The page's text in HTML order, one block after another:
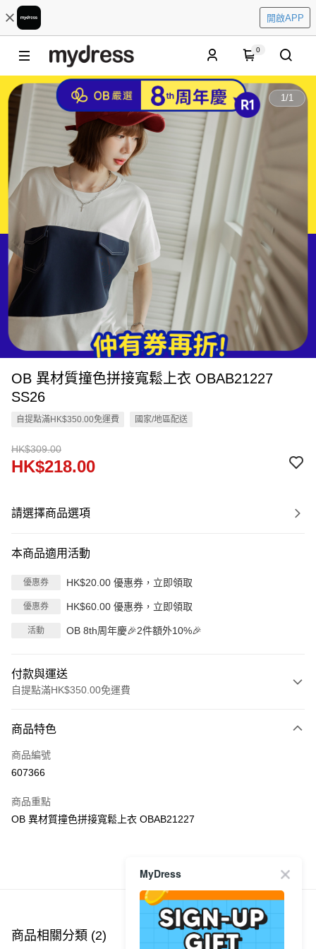
開啟APP
0
1/1
OB 異材質撞色拼接寬鬆上衣 OBAB21227
SS26
自提點滿HK$350.00免運費 國家/地區配送
HK$309.00
HK$218.00
請選擇商品選項
本商品適用活動
優惠券 HK$20.00 優惠券，立即領取
優惠券 HK$60.00 優惠券，立即領取
活動 OB 8th周年慶🎉2件額外10%🎉
付款與運送
自提點滿HK$350.00免運費
信用卡
Apple Pay
PayMe
每筆HK$40.00，滿HK$350.00或以上免運費
付款後順豐站及營業點
商品特色
商品編號
607366
商品重點
OB 異材質撞色拼接寬鬆上衣 OBAB21227
商品推薦
商品相關分類 (2)
MyDress